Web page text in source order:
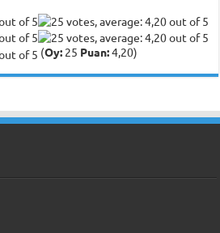
(Oy: 25 Puan:4,20)